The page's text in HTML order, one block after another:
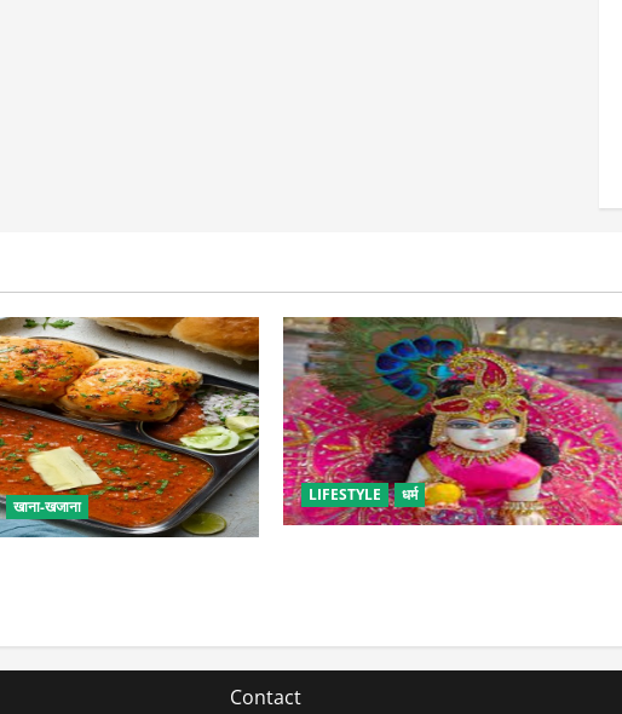
खाना-खजाना
LIFESTYLE धर्म
Contact